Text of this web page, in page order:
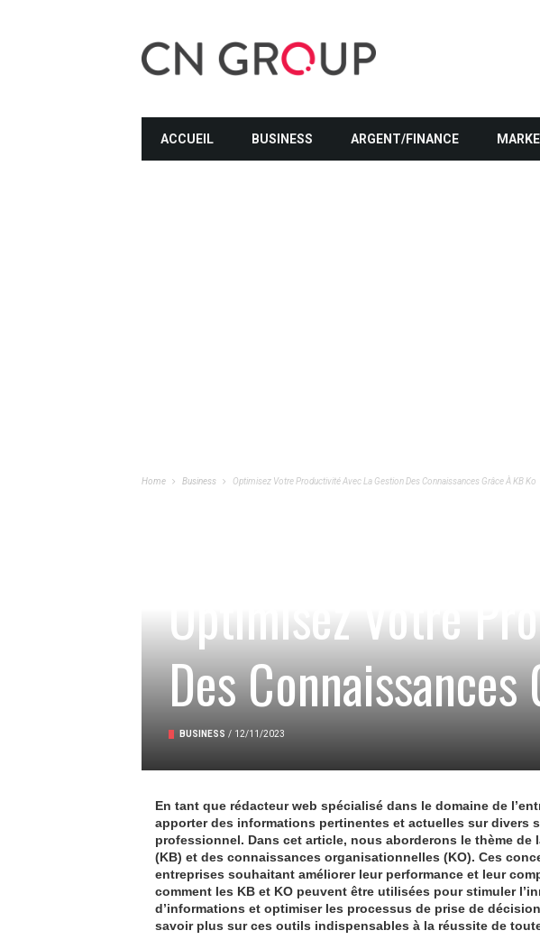
ACCUEIL BUSINESS ARGENT/FINANCE
Home Business Optimisez Votre Productivité Avec La Gestion Des Connaissances Grâce À KB Ko
Optimisez Votre
Des Connaissances
BUSINESS / 12/11/2023
En tant que rédacteur web spécialisé dans le domaine de
apporter des informations pertinentes et actuelles sur divers
professionnel. Dans cet article, nous aborderons le thème de
(KB) et des connaissances organisationnelles (KO). Ces
entreprises souhaitant améliorer leur performance et leur
comment les KB et KO peuvent être utilisées pour stimuler
d’informations et optimiser les processus de prise de
savoir plus sur ces outils indispensables à la réussite de